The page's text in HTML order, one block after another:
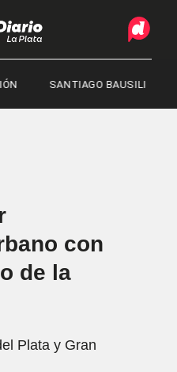
SANTIAGO BAUSILI
con
de la
Plata y Gran